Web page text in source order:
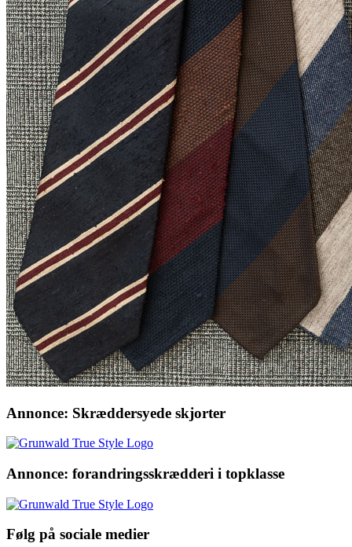
Annonce: Skræddersyede skjorter
Annonce: forandringsskrædderi i topklasse
Følg på sociale medier